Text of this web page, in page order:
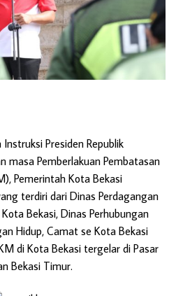
Presiden Republik
masa Pemberlakuan Pembatasan
Pemerintah Kota Bekasi
terdiri dari Dinas Perdagangan
Bekasi, Dinas Perhubungan
Hidup, Camat se Kota Bekasi
di Kota Bekasi tergelar di Pasar
Bekasi Timur.